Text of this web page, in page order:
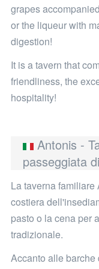
grapes
or the liqueur with
digestion!
It is a tavern that
friendliness, the
hospitality!
Antonis -
passeggiata
La taverna
costiera
pasto o la cena per
tradizionale.
Accanto alle